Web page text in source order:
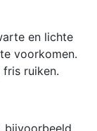
en lichte
voorkomen.
ruiken.
bijvoorbeeld